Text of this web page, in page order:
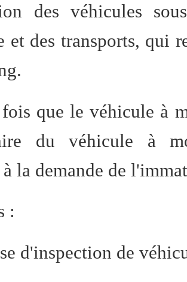
des véhicules
et des transports, qui
que le véhicule à
du véhicule à
à la demande de
:
d'inspection de